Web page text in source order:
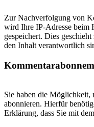
Zur Nachverfolgung von
wird Ihre IP-Adresse beim
gespeichert. Dies
den Inhalt verantwortlich
Sie haben die Möglichkeit,
abonnieren. Hierfür
Erklärung, dass Sie mit